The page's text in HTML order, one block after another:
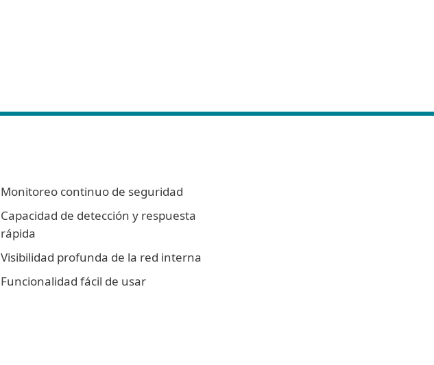
Monitoreo continuo de seguridad
Capacidad de detección y respuesta
rápida
Visibilidad profunda de la red interna
Funcionalidad fácil de usar